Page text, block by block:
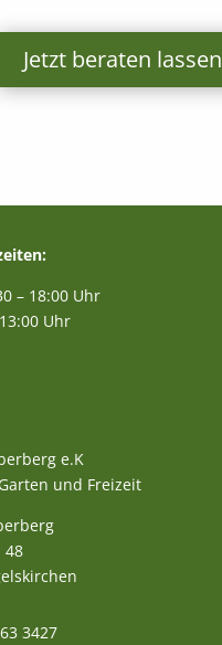
Jetzt beraten lassen
– 18:00 Uhr
Uhr
e.K
und Freizeit
48
3427